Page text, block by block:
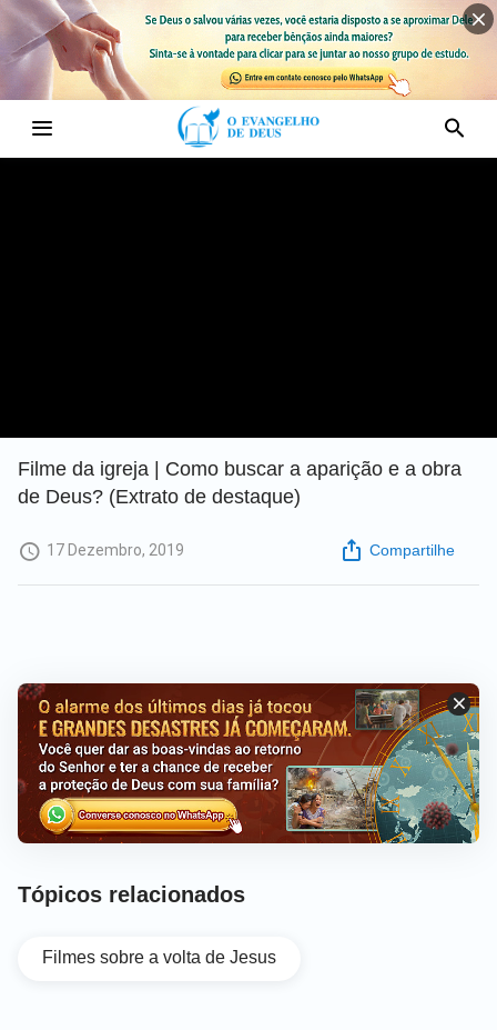
Filme da igreja | Como buscar a aparição e a obra
de Deus? (Extrato de destaque)
17 Dezembro, 2019 Compartilhe
Tópicos relacionados
Filmes sobre a volta de Jesus